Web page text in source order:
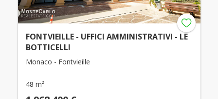
FONTVIEILLE - UFFICI AMMINISTRATIVI - LE
BOTTICELLI
Monaco - Fontvieille
48 m²